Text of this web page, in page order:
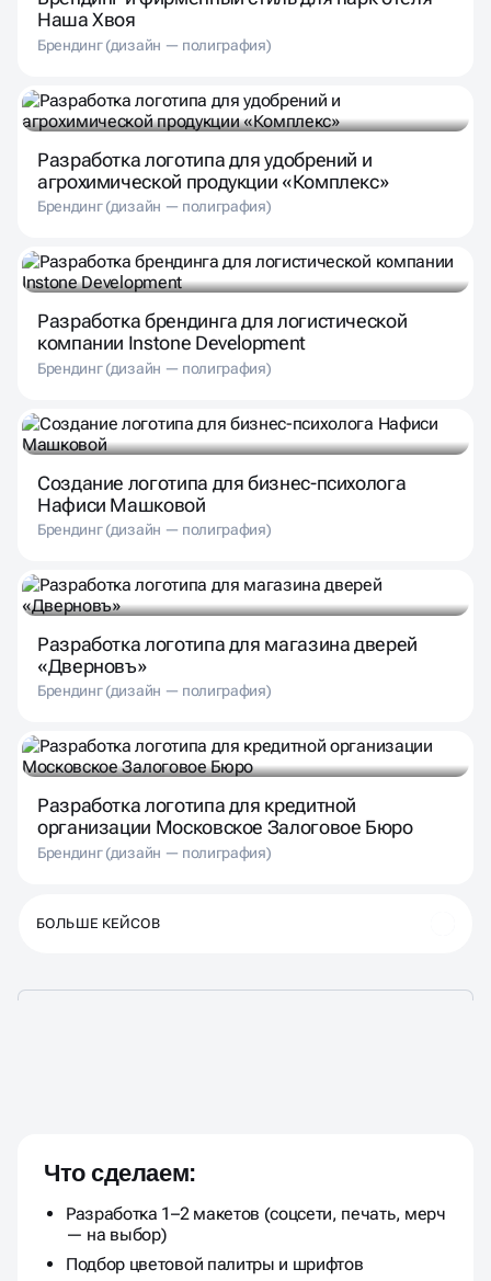
Наша Хвоя
Брендинг (дизайн — полиграфия)
Разработка логотипа для удобрений и
агрохимической продукции «Комплекс»
Брендинг (дизайн — полиграфия)
Разработка брендинга для логистической
компании Instone Development
Брендинг (дизайн — полиграфия)
Создание логотипа для бизнес-психолога
Нафиси Машковой
Брендинг (дизайн — полиграфия)
Разработка логотипа для магазина дверей
«Дверновъ»
Брендинг (дизайн — полиграфия)
Разработка логотипа для кредитной
организации Московское Залоговое Бюро
Брендинг (дизайн — полиграфия)
БОЛЬШЕ КЕЙСОВ
ПОД КЛЮЧ В НОВОСИБИРСКЕ
Что сделаем:
Разработка 1–2 макетов (соцсети, печать, мерч
— на выбор)
Подбор цветовой палитры и шрифтов